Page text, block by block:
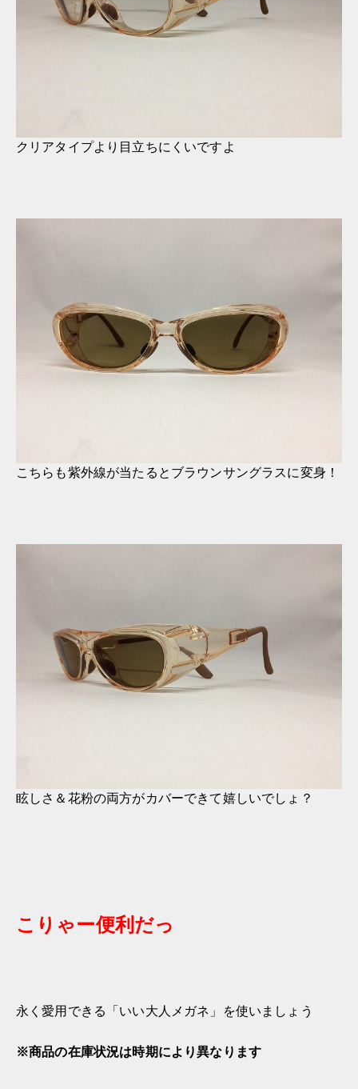
クリアタイプより目立ちにくいですよ
こちらも紫外線が当たるとブラウンサングラスに変身！
眩しさ＆花粉の両方がカバーできて嬉しいでしょ？
こりゃー便利だっ
永く愛用できる「いい大人メガネ」を使いましょう
※商品の在庫状況は時期により異なります